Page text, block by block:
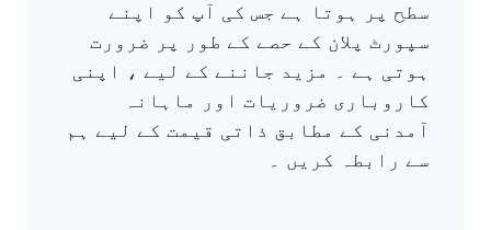
سطح پر ہوتا ہے جس کی آپ کو اپنے
سپورٹ پلان کے حصے کے طور پر ضرورت
ہوتی ہے ۔ مزید جاننے کے لیے ، اپنی
کاروباری ضروریات اور ماہانہ
آمدنی کے مطابق ذاتی قیمت کے لیے ہم
سے رابطہ کریں ۔